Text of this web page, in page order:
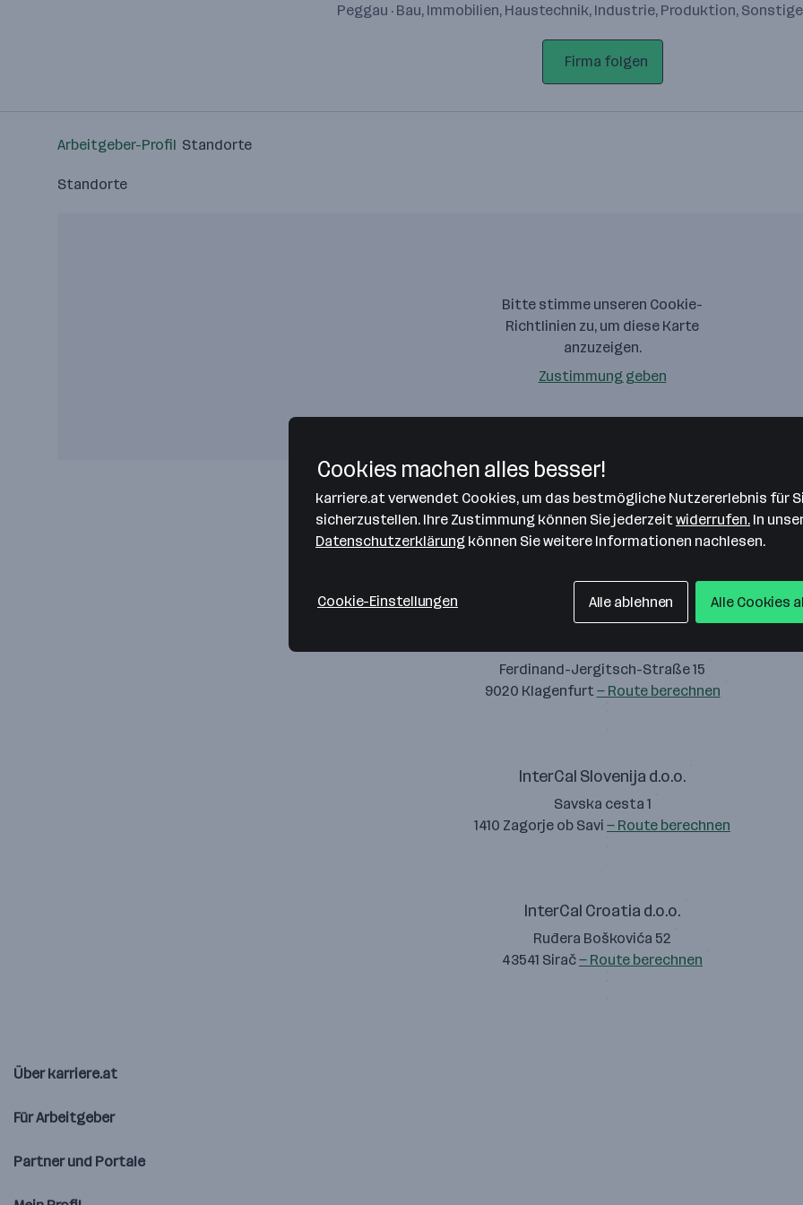
Peggau · Bau, Immobilien, Haustechnik, Industrie, Produktion,
Firma folgen
Arbeitgeber-Profil Standorte
Standorte
Bitte stimme unseren Cookie-
Richtlinien zu, um diese Karte
anzuzeigen.
Zustimmung geben
InterCal Austria GmbH (ehem. w&p Kalk GmbH)
Alois-Kern-Straße 1
Ferdinand-Jergitsch-Straße 15
9020 Klagenfurt— Route berechnen
InterCal Slovenija d.o.o.
Savska cesta 1
1410 Zagorje ob Savi — Route berechnen
InterCal Croatia d.o.o.
Ruđera Boškovića 52
43541 Sirač— Route berechnen
Über karriere.at
Für Arbeitgeber
Partner und Portale
Cookies machen alles besser!
karriere.at verwendet Cookies, um das bestmögliche Nutzererlebnis für
sicherzustellen. Ihre Zustimmung können Sie jederzeit widerrufen. In
Datenschutzerklärung können Sie weitere Informationen nachlesen.
Cookie-Einstellungen Alle ablehnen Alle Cookies